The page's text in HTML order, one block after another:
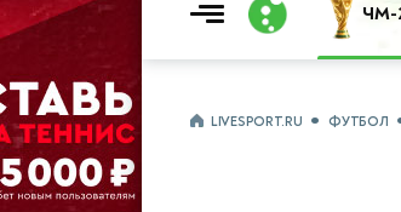
ЧМ-
LIVESPORT.RU ФУТБОЛ